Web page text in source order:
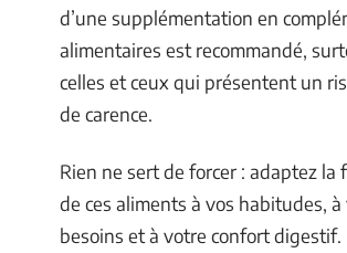
d’une supplémentation en
alimentaires est recommandé,
celles et ceux qui présentent un
de carence.
Rien ne sert de forcer : adaptez la
de ces aliments à vos habitudes, à
besoins et à votre confort